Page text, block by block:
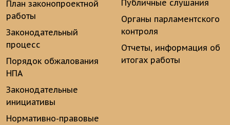
План законопроектной
работы
Законодательный
процесс
Порядок обжалования
НПА
Законодательные
инициативы
Нормативно-правовые
Публичные слушания
Органы парламентского
контроля
Отчеты, информация об
итогах работы